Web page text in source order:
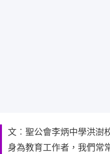
文︰聖公會李炳中學洪澍
身為教育工作者，我們常